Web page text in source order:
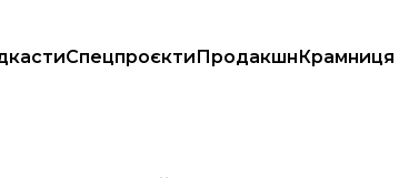
СпецпроєктиПродакшнКрамниця
політв'язнів